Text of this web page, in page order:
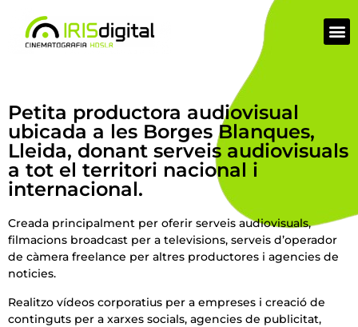
Petita productora audiovisual
ubicada a les Borges Blanques,
Lleida, donant serveis audiovisuals
a tot el territori nacional i
internacional.
Creada principalment per oferir serveis audiovisuals,
filmacions broadcast per a televisions, serveis d’operador
de càmera freelance per altres productores i agencies de
noticies.
Realitzo vídeos corporatius per a empreses i creació de
continguts per a xarxes socials, agencies de publicitat,